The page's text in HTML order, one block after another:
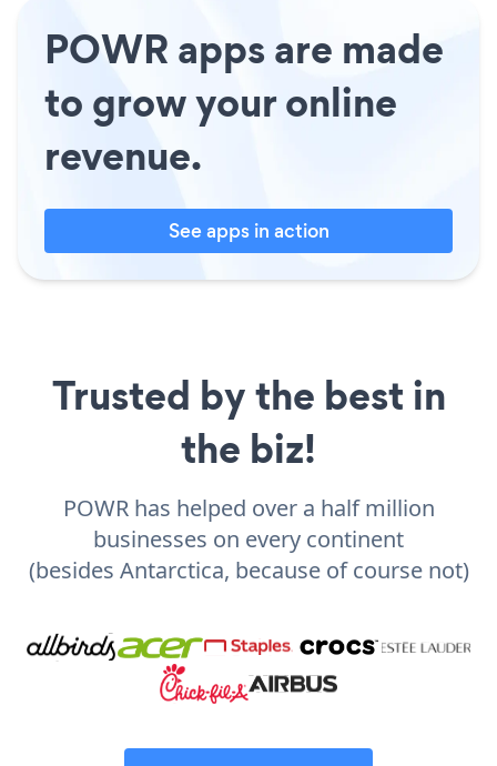
POWR apps are made
to grow your online
revenue.
See apps in action
Trusted by the best in
the biz!
POWR has helped over a half million
businesses on every continent
(besides Antarctica, because of course not)